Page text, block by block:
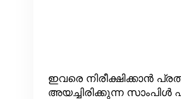
ഇവരെ നിരീക്ഷിക്കാൻ
അയച്ചിരിക്കുന്ന